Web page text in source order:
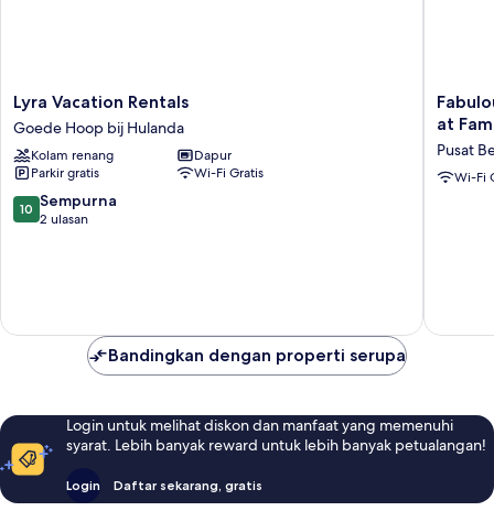
Lyra
Vacation
Rentals
Goede
Hoop
bij
Hulanda
Lyra Vacation Rentals
Goede Hoop bij Hulanda
Kolam renang
Dapur
Parkir gratis
Wi-Fi Gratis
10.0
dari
10 Sempurna
2 ulasan
Chic
Filled
w
at
Pusat
Wi-Fi
Bandingkan dengan properti serupa
Login untuk melihat diskon dan manfaat yang memenuhi
syarat. Lebih banyak reward untuk lebih banyak petualangan!
Login Daftar sekarang, gratis